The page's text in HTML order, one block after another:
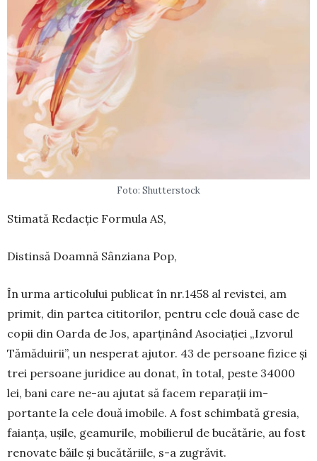
Foto: Shutterstock
Stimată Redacție Formula AS,
Distinsă Doamnă Sânziana Pop,
În urma articolului publicat în nr.1458 al re­vistei, am
primit, din partea cititorilor, pentru cele două case de
copii din Oarda de Jos, apar­ți­nând Asociației „Izvorul
Tămăduirii”, un ne­sperat ajutor. 43 de persoane fizice și
trei per­soane juridice au donat, în total, peste 34000
lei, bani care ne-au ajutat să facem reparații im­
portante la cele două imobile. A fost schimbată gresia,
faianța, ușile, geamurile, mobilierul de bucătărie, au fost
renovate băile și bucătăriile, s-a zugrăvit.